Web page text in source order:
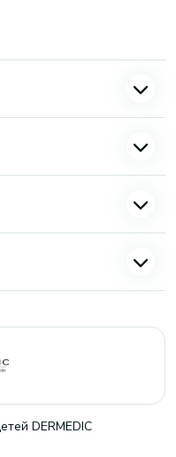
DERMEDIC